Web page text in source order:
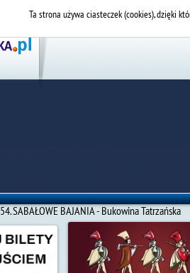
54. SABAŁOWE BAJANIA - Bukowina Tatrzańska
Ta strona używa ciasteczek (cookies), dzięki